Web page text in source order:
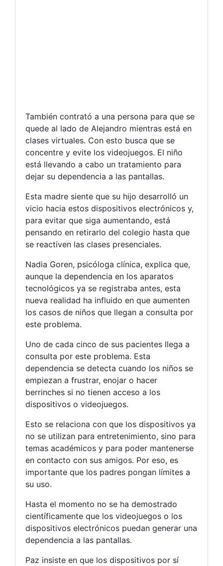
También contrató a una persona para que se
quede al lado de Alejandro mientras está en
clases virtuales. Con esto busca que se
concentre y evite los videojuegos. El niño
está llevando a cabo un tratamiento para
dejar su dependencia a las pantallas.
Esta madre siente que su hijo desarrolló un
vicio hacia estos dispositivos electrónicos y,
para evitar que siga aumentando, está
pensando en retirarlo del colegio hasta que
se reactiven las clases presenciales.
Nadia Goren, psicóloga clínica, explica que,
aunque la dependencia en los aparatos
tecnológicos ya se registraba antes, esta
nueva realidad ha influido en que aumenten
los casos de niños que llegan a consulta por
este problema.
Uno de cada cinco de sus pacientes llega a
consulta por este problema. Esta
dependencia se detecta cuando los niños se
empiezan a frustrar, enojar o hacer
berrinches si no tienen acceso a los
dispositivos o videojuegos.
Esto se relaciona con que los dispositivos ya
no se utilizan para entretenimiento, sino para
temas académicos y para poder mantenerse
en contacto con sus amigos. Por eso, es
importante que los padres pongan límites a
su uso.
Hasta el momento no se ha demostrado
científicamente que los videojuegos o los
dispositivos electrónicos puedan generar una
dependencia a las pantallas.
Paz insiste en que los dispositivos por sí